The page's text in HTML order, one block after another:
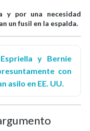
y por una necesidad
un fusil en la espalda.
y Bernie
con
asilo en EE. UU.